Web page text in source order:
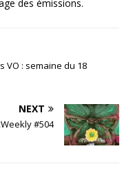
des émissions.
VO : semaine du 18
NEXT
#504